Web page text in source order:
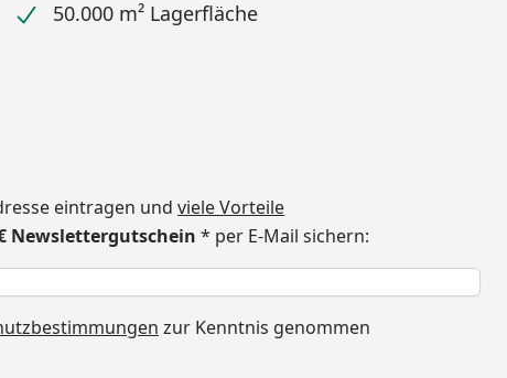
50.000 m² Lagerfläche
eintragen und viele Vorteile
Newslettergutschein * per E-Mail sichern:
zur Kenntnis genommen